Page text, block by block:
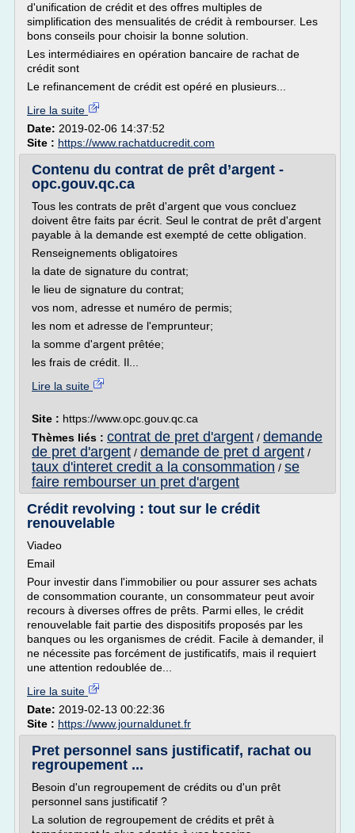
d'unification de crédit et des offres multiples de
simplification des mensualités de crédit à rembourser. Les
bons conseils pour choisir la bonne solution.
Les intermédiaires en opération bancaire de rachat de
crédit sont
Le refinancement de crédit est opéré en plusieurs...
Lire la suite
Date: 2019-02-06 14:37:52
Site : https://www.rachatducredit.com
Contenu du contrat de prêt d’argent -
opc.gouv.qc.ca
Tous les contrats de prêt d'argent que vous concluez
doivent être faits par écrit. Seul le contrat de prêt d'argent
payable à la demande est exempté de cette obligation.
Renseignements obligatoires
la date de signature du contrat;
le lieu de signature du contrat;
vos nom, adresse et numéro de permis;
les nom et adresse de l'emprunteur;
la somme d'argent prêtée;
les frais de crédit. Il...
Lire la suite
Site : https://www.opc.gouv.qc.ca
Thèmes liés : contrat de pret d'argent / demande
de pret d'argent / demande de pret d argent /
taux d'interet credit a la consommation / se
faire rembourser un pret d'argent
Crédit revolving : tout sur le crédit
renouvelable
Viadeo
Email
Pour investir dans l'immobilier ou pour assurer ses achats
de consommation courante, un consommateur peut avoir
recours à diverses offres de prêts. Parmi elles, le crédit
renouvelable fait partie des dispositifs proposés par les
banques ou les organismes de crédit. Facile à demander, il
ne nécessite pas forcément de justificatifs, mais il requiert
une attention redoublée de...
Lire la suite
Date: 2019-02-13 00:22:36
Site : https://www.journaldunet.fr
Pret personnel sans justificatif, rachat ou
regroupement ...
Besoin d'un regroupement de crédits ou d'un prêt
personnel sans justificatif ?
La solution de regroupement de crédits et prêt à